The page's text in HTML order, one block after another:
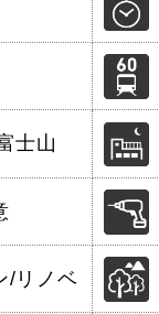
士山
/リノベ